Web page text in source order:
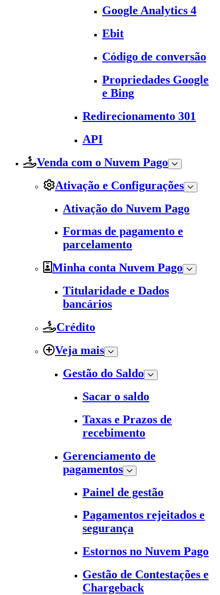
Google Analytics 4
Ebit
Código de conversão
Propriedades Google
e Bing
Redirecionamento 301
API
Venda com o Nuvem Pago
Ativação e Configurações
Ativação do Nuvem Pago
Formas de pagamento e
parcelamento
Minha conta Nuvem Pago
Titularidade e Dados
bancários
Crédito
Veja mais
Gestão do Saldo
Sacar o saldo
Taxas e Prazos de
recebimento
Gerenciamento de
pagamentos
Painel de gestão
Pagamentos rejeitados e
segurança
Estornos no Nuvem Pago
Gestão de Contestações e
Chargeback